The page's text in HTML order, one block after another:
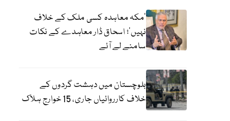
‘مکہ معاہدہ کسی ملک کے خلاف
نہیں’؛ اسحاق ڈار معاہدے کے نکات
سامنے لے آئے
بلوچستان میں دہشت گردوں کے
خلاف کارروائیاں جاری، 15 خوارج ہلاک